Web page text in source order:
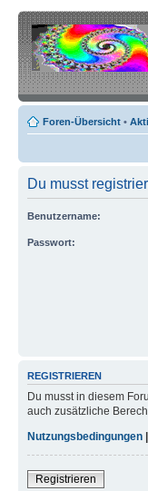
Foren-Übersicht •
Du musst
Benutzername:
Passwort:
REGISTRIEREN
Du musst in diesem
auch zusätzliche
Nutzungsbedingungen
Registrieren